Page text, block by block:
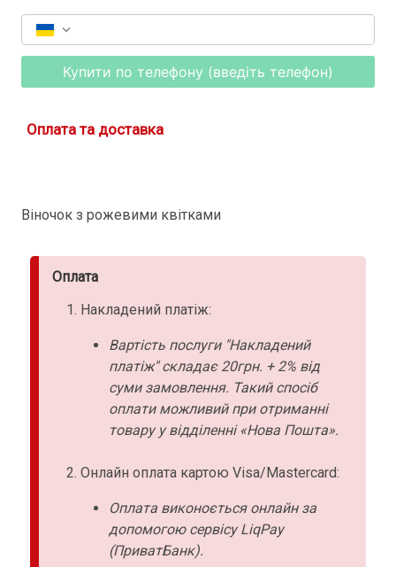
Купити по телефону (введіть телефон)
Оплата та доставка
Віночок з рожевими квітками
Оплата
Накладений платіж:
Вартість послуги "Накладений
платіж" складає 20грн. + 2% від
суми замовлення. Такий спосіб
оплати можливий при отриманні
товару у відділенні «Нова Пошта».
Онлайн оплата картою Visa/Mastercard:
Оплата виконоється онлайн за
допомогою сервісу LiqPay
(ПриватБанк).